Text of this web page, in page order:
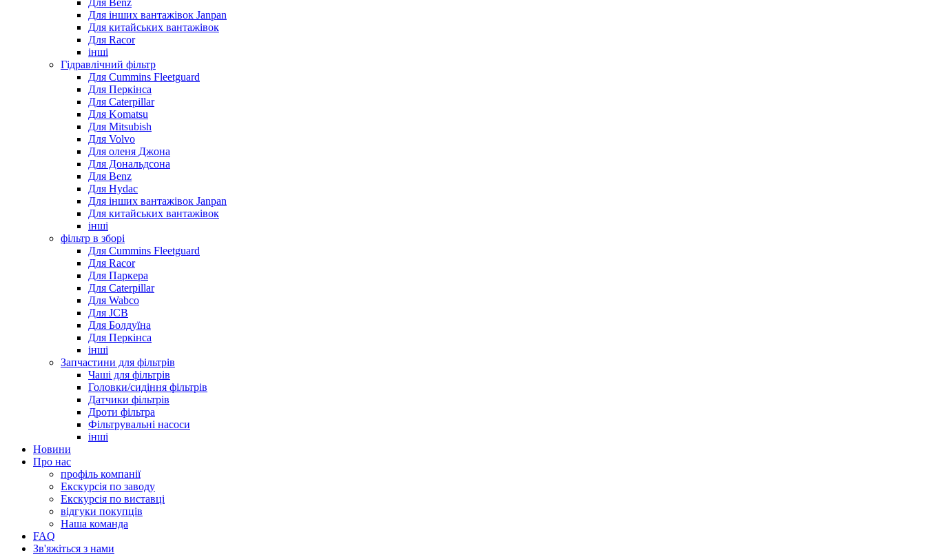
Для Benz
Для інших вантажівок Janpan
Для китайських вантажівок
Для Racor
інші
Гідравлічний фільтр
Для Cummins Fleetguard
Для Перкінса
Для Caterpillar
Для Komatsu
Для Mitsubish
Для Volvo
Для оленя Джона
Для Дональдсона
Для Benz
Для Hydac
Для інших вантажівок Janpan
Для китайських вантажівок
інші
фільтр в зборі
Для Cummins Fleetguard
Для Racor
Для Паркера
Для Caterpillar
Для Wabco
Для JCB
Для Болдуїна
Для Перкінса
інші
Запчастини для фільтрів
Чаші для фільтрів
Головки/сидіння фільтрів
Датчики фільтрів
Дроти фільтра
Фільтрувальні насоси
інші
Новини
Про нас
профіль компанії
Екскурсія по заводу
Екскурсія по виставці
відгуки покупців
Наша команда
FAQ
Зв'яжіться з нами